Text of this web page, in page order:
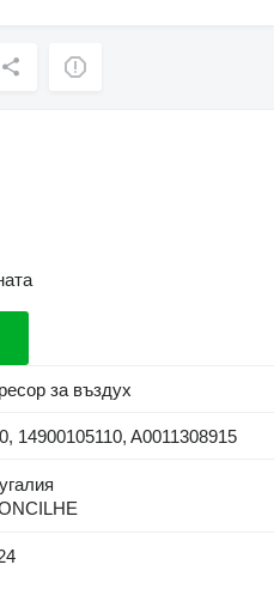
за въздух
14900105110, A0011308915